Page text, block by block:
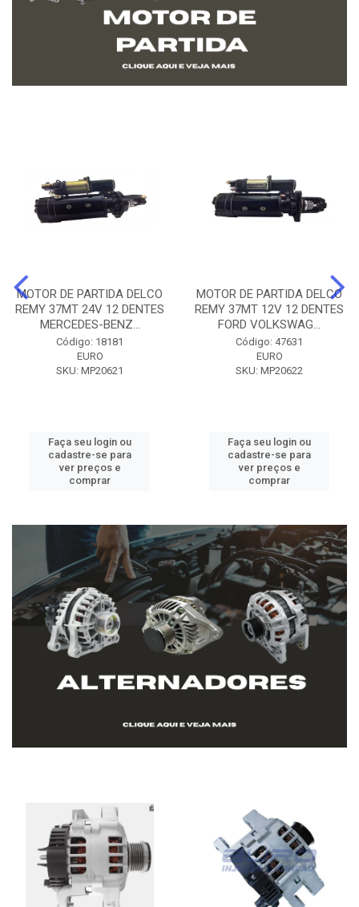
MOTOR DE PARTIDA DELCO
REMY 37MT 24V 12 DENTES
MERCEDES-BENZ...
Código: 18181
EURO
SKU: MP20621
Faça seu login ou
cadastre-se para
ver preços e
comprar
MOTOR DE PARTIDA DELCO
REMY 37MT 12V 12 DENTES
FORD VOLKSWAG...
Código: 47631
EURO
SKU: MP20622
Faça seu login ou
cadastre-se para
ver preços e
comprar